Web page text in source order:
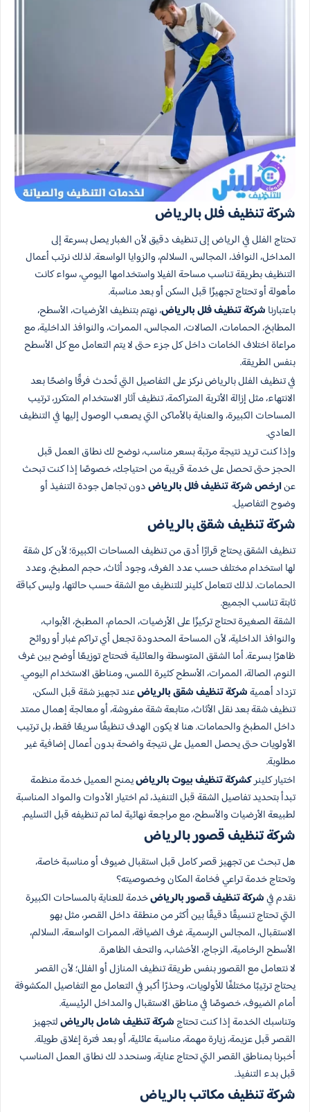
شركة تنظيف فلل بالرياض
تحتاج الفلل في الرياض إلى تنظيف دقيق لأن الغبار يصل بسرعة إلى
المداخل، النوافذ، المجالس، السلالم، والزوايا الواسعة. لذلك نرتب أعمال
التنظيف بطريقة تناسب مساحة الفيلا واستخدامها اليومي، سواء كانت
مأهولة أو تحتاج تجهيزًا قبل السكن أو بعد مناسبة.
باعتبارنا شركة تنظيف فلل بالرياض، نهتم بتنظيف الأرضيات، الأسطح،
المطابخ، الحمامات، الصالات، المجالس، الممرات، والنوافذ الداخلية، مع
مراعاة اختلاف الخامات داخل كل جزء حتى لا يتم التعامل مع كل الأسطح
بنفس الطريقة.
في تنظيف الفلل بالرياض نركز على التفاصيل التي تُحدث فرقًا واضحًا بعد
الانتهاء، مثل إزالة الأتربة المتراكمة، تنظيف آثار الاستخدام المتكرر، ترتيب
المساحات الكبيرة، والعناية بالأماكن التي يصعب الوصول إليها في التنظيف
العادي.
وإذا كنت تريد نتيجة مرتبة بسعر مناسب، نوضح لك نطاق العمل قبل
الحجز حتى تحصل على خدمة قريبة من احتياجك، خصوصًا إذا كنت تبحث
عنارخص شركة تنظيف فلل بالرياضدون تجاهل جودة التنفيذ أو
وضوح التفاصيل.
شركة تنظيف شقق بالرياض
تنظيف الشقق يحتاج قرارًا أدق من تنظيف المساحات الكبيرة؛ لأن كل شقة
لها استخدام مختلف حسب عدد الغرف، وجود أثاث، حجم المطبخ، وعدد
الحمامات. لذلك تتعامل كلينر للتنظيف مع الشقة حسب حالتها، وليس كباقة
ثابتة تناسب الجميع.
الشقة الصغيرة تحتاج تركيزًا على الأرضيات، الحمام، المطبخ، الأبواب،
والنوافذ الداخلية، لأن المساحة المحدودة تجعل أي تراكم غبار أو روائح
ظاهرًا بسرعة. أما الشقق المتوسطة والعائلية فتحتاج توزيعًا أوضح بين غرف
النوم، الصالة، الممرات، الأسطح كثيرة اللمس، ومناطق الاستخدام اليومي.
تزداد أهميةشركة تنظيف شقق بالرياضعند تجهيز شقة قبل السكن،
تنظيف شقة بعد نقل الأثاث، متابعة شقة مفروشة، أو معالجة إهمال ممتد
داخل المطبخ والحمامات. هنا لا يكون الهدف تنظيفًا سريعًا فقط، بل ترتيب
الأولويات حتى يحصل العميل على نتيجة واضحة بدون أعمال إضافية غير
مطلوبة.
اختيار كلينركشركة تنظيف بيوت بالرياضيمنح العميل خدمة منظمة
تبدأ بتحديد تفاصيل الشقة قبل التنفيذ، ثم اختيار الأدوات والمواد المناسبة
لطبيعة الأرضيات والأسطح، مع مراجعة نهائية لما تم تنظيفه قبل التسليم.
شركة تنظيف قصور بالرياض​
هل تبحث عن تجهيز قصر كامل قبل استقبال ضيوف أو مناسبة خاصة،
وتحتاج خدمة تراعي فخامة المكان وخصوصيته؟
نقدم فيشركة تنظيف قصور بالرياضخدمة للعناية بالمساحات الكبيرة
التي تحتاج تنسيقًا دقيقًا بين أكثر من منطقة داخل القصر، مثل بهو
الاستقبال، المجالس الرسمية، غرف الضيافة، الممرات الواسعة، السلالم،
الأسطح الرخامية، الزجاج، الأخشاب، والتحف الظاهرة.
لا نتعامل مع القصور بنفس طريقة تنظيف المنازل أو الفلل؛ لأن القصر
يحتاج ترتيبًا مختلفًا للأولويات، وحذرًا أكبر في التعامل مع التفاصيل المكشوفة
أمام الضيوف، خصوصًا في مناطق الاستقبال والمداخل الرئيسية.
وتناسبك الخدمة إذا كنت تحتاج شركة تنظيف شامل بالرياضلتجهيز
القصر قبل عزيمة، زيارة مهمة، مناسبة عائلية، أو بعد فترة إغلاق طويلة.
أخبرنا بمناطق القصر التي تحتاج عناية، وسنحدد لك نطاق العمل المناسب
قبل بدء التنفيذ.
شركة تنظيف مكاتب بالرياض​